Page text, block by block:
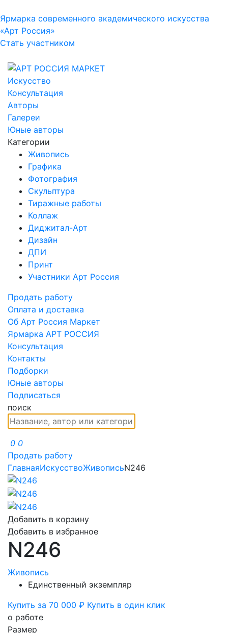
Ярмарка современного академического искусства
«Арт Россия»
Стать участником
Искусство
Консультация
Авторы
Галереи
Юные авторы
Категории
Живопись
Графика
Фотография
Скульптура
Тиражные работы
Коллаж
Диджитал-Арт
Дизайн
ДПИ
Принт
Участники Арт Россия
Продать работу
Оплата и доставка
Об Арт Россия Маркет
Ярмарка АРТ РОССИЯ
Консультация
Контакты
Подборки
Юные авторы
Подписаться
поиск
0 0
Продать работу
ГлавнаяИскусствоЖивописьN246
Добавить в корзину
Добавить в избранное
N246
Живопись
Единственный экземпляр
Купить за 70 000 ₽ Купить в один клик
о работе
Размер